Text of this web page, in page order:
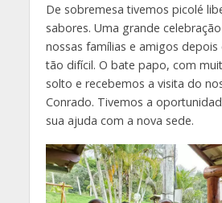
De sobremesa tivemos picolé
sabores. Uma grande
nossas famílias e amigos
tão difícil. O bate papo, com
solto e recebemos a visita do
Conrado. Tivemos a
sua ajuda com a nova sede.